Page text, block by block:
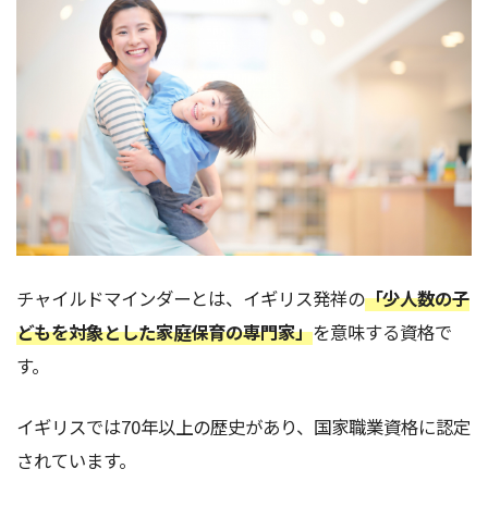
チャイルドマインダーとは、イギリス発祥の「少人数の子
どもを対象とした家庭保育の専門家」を意味する資格で
す。
イギリスでは70年以上の歴史があり、国家職業資格に認定
されています。